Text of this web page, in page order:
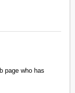
page who has